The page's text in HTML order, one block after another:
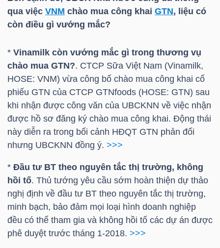
qua việc VNM chào mua công khai GTN, liệu có
còn điều gì vướng mắc?
* Vinamilk còn vướng mắc gì trong thương vụ
chào mua GTN?. CTCP Sữa Việt Nam (Vinamilk,
HOSE: VNM) vừa công bố chào mua công khai cổ
phiếu GTN của CTCP GTNfoods (HOSE: GTN) sau
khi nhận được công văn của UBCKNN về việc nhận
được hồ sơ đăng ký chào mua công khai. Động thái
này diễn ra trong bối cảnh HĐQT GTN phản đối
nhưng UBCKNN đồng ý. >>>
* Đầu tư BT theo nguyên tắc thị trường, không
hồi tố. Thủ tướng yêu cầu sớm hoàn thiện dự thảo
nghị định về đầu tư BT theo nguyên tắc thị trường,
minh bạch, bảo đảm mọi loại hình doanh nghiệp
đều có thể tham gia và không hồi tố các dự án được
phê duyệt trước tháng 1-2018. >>>
BẤT
SẢN
TÀI
CHÍNH
HÓA